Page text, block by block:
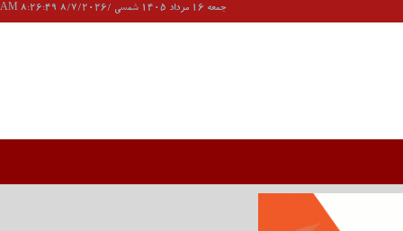
جمعه 16 مرداد 1405 شمسی /8/7/2026 8:26:49 AM